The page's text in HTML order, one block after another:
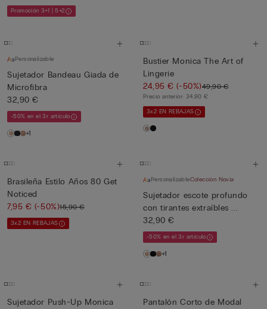
Promoción 3+1 | 5+2
Personalizable
Sujetador Bandeau Giada de
Microfibra
32,90 €
-50% en el 3r artículo
+1
Bustier Monica The Art of
Lingerie
24,95 €(-50%)49,90 €
Precio anterior: 34,90 €
3x2 EN REBAJAS
Brasileña Estilo Años 80 Get
Noticed
7,95 € (-50%)15,90 €
3x2 EN REBAJAS
PersonalizableColección Novia
Sujetador escote profundo
con tirantes extraíbles ...
32,90 €
-50% en el 3r artículo
+1
Sujetador Push-Up Monica
Pantalón Corto de Modal